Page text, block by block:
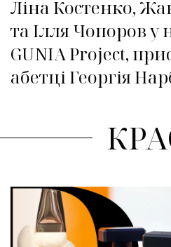
Ліна Костенко,
та Ілля Чопоров у
GUNIA Project,
абетці Георгія